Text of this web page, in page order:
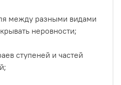
между разными видами
неровности;
ступеней и частей